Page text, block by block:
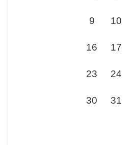
9 10
16 17
23 24
30 31